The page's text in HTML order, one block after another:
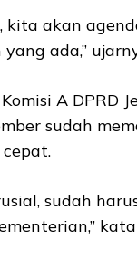
kita akan
ada,”
A DPRD
sudah
sudah